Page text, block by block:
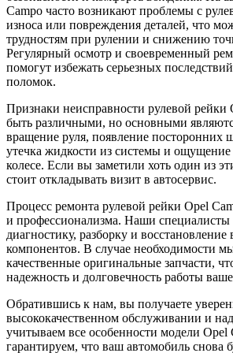
Campo часто возникают проблемы с
износа или повреждения деталей, что
трудностям при рулении и снижению
Регулярный осмотр и своевременный
помогут избежать серьезных
поломок.
Признаки неисправности рулевой рейки
быть различными, но основными
вращение руля, появление посторонних
утечка жидкости из системы и
колесе. Если вы заметили хоть один из
стоит откладывать визит в автосервис.
Процесс ремонта рулевой рейки Opel
и профессионализма. Наши
диагностику, разборку и
компонентов. В случае необходимости
качественные оригинальные запчасти,
надежность и долговечность работы
Обратившись к нам, вы получаете
высококачественном обслуживании и
учитываем все особенности модели Opel
гарантируем, что ваш автомобиль снова